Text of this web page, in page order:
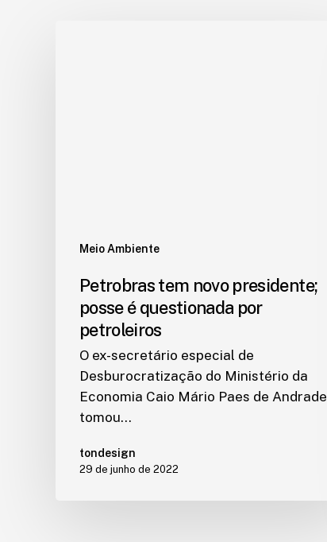
Meio Ambiente
Petrobras tem novo presidente;
posse é questionada por
petroleiros
O ex-secretário especial de
Desburocratização do Ministério da
Economia Caio Mário Paes de Andrade
tomou…
tondesign
29 de junho de 2022